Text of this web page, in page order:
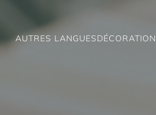
AUTRES LANGUESDÉCORATION